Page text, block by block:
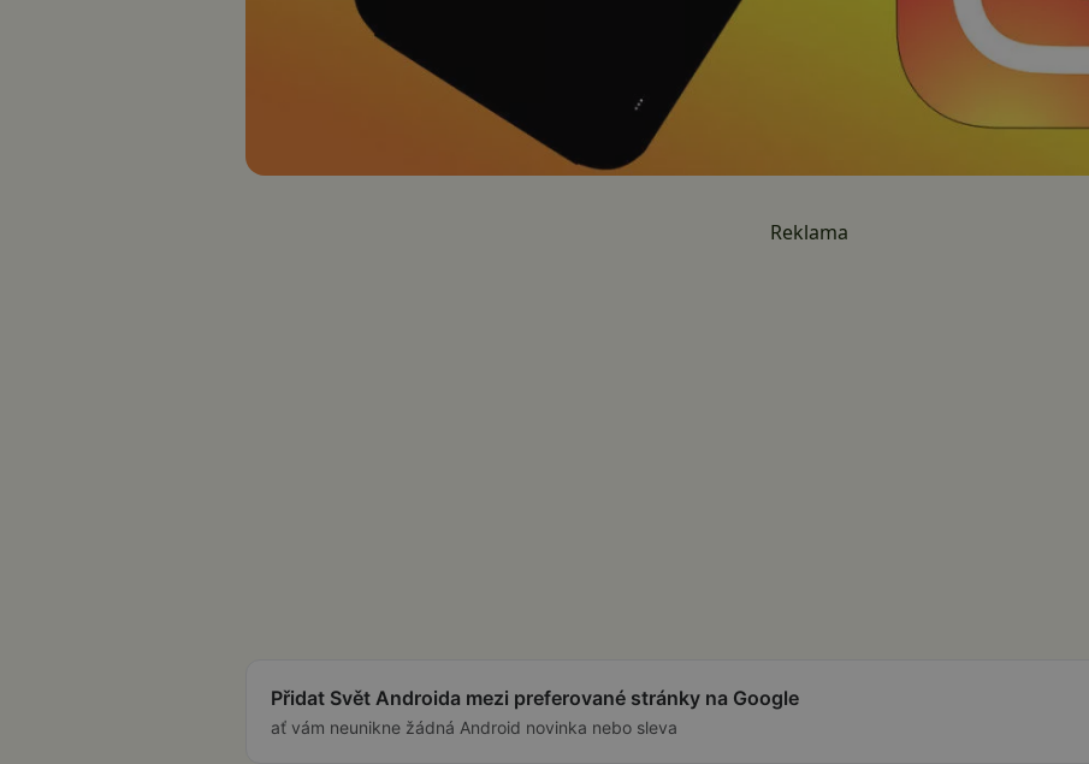
Reklama
Přidat Svět Androida mezi preferované stránky na Google
ať vám neunikne žádná Android novinka nebo sleva